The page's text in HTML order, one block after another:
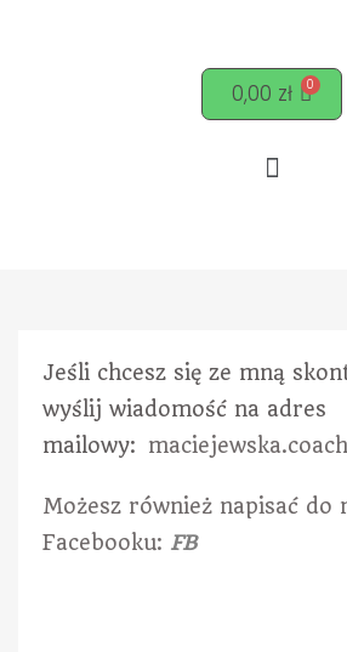
0,00 zł
Jeśli chcesz się ze mną
wyślij wiadomość na adres
mailowy:
Możesz również napisać do
Facebooku: FB